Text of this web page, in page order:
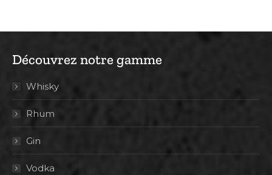
Découvrez notre gamme
Whisky
Rhum
Gin
Vodka